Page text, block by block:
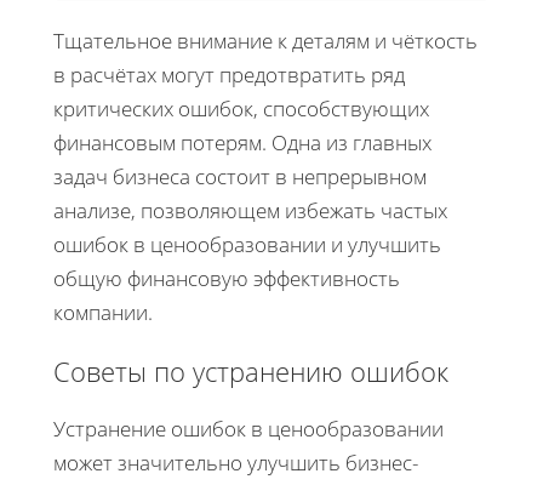
Тщательное внимание к деталям и чёткость
в расчётах могут предотвратить ряд
критических ошибок, способствующих
финансовым потерям. Одна из главных
задач бизнеса состоит в непрерывном
анализе, позволяющем избежать частых
ошибок в ценообразовании и улучшить
общую финансовую эффективность
компании.
Советы по устранению ошибок
Устранение ошибок в ценообразовании
может значительно улучшить бизнес-